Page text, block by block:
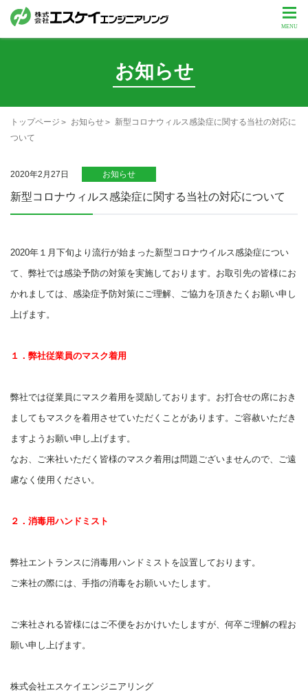
お知らせ
トップページ お知らせ
新型コロナウィルス感染症に関する当社の対応に
ついて
2020年2月27日 お知らせ
新型コロナウィルス感染症に関する当社の対応について
2020年１月下旬より流行が始まった新型コロナウイルス感染症につい
て、弊社では感染予防の対策を実施しております。お取引先の皆様にお
かれましては、感染症予防対策にご理解、ご協力を頂きたくお願い申し
上げます。
１．弊社従業員のマスク着用
弊社では従業員にマスク着用を奨励しております。お打合せの席におき
ましてもマスクを着用させていただくことがあります。ご容赦いただき
ますようお願い申し上げます。
なお、ご来社いただく皆様のマスク着用は問題ございませんので、ご遠
慮なく使用ください。
２．消毒用ハンドミスト
弊社エントランスに消毒用ハンドミストを設置しております。
ご来社の際には、手指の消毒をお願いいたします。
ご来社される皆様にはご不便をおかけいたしますが、何卒ご理解の程お
願い申し上げます。
株式会社エスケイエンジニアリング